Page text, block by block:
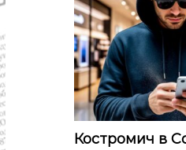
,
к
л
т
у
р
а
,
Костромич в